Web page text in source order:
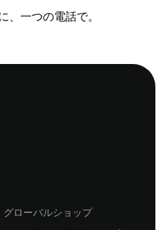
、一つの電話で。
グローバルショップ